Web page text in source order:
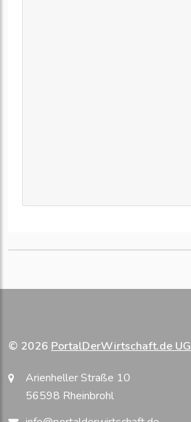
© 2026 PortalDerWirtschaft.de UG
Arienheller Straße 10
56598 Rheinbrohl